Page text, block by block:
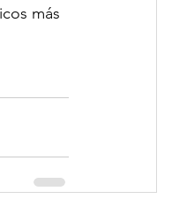
más